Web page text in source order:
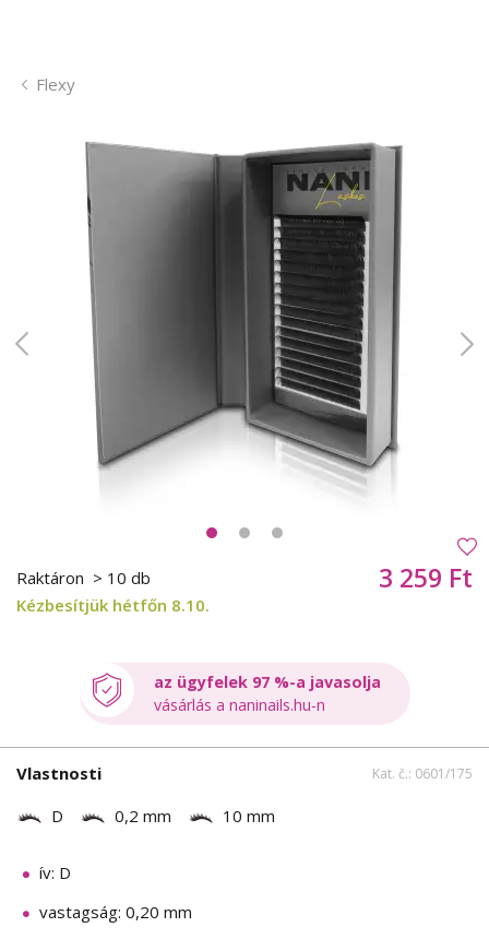
Flexy
Raktáron > 10 db
Kézbesítjük hétfőn 8.10.
3 259 Ft
az ügyfelek 97 %-a javasolja
vásárlás a naninails.hu-n
Vlastnosti Kat. č.: 0601/175
D 0,2 mm 10 mm
ív: D
vastagság: 0,20 mm